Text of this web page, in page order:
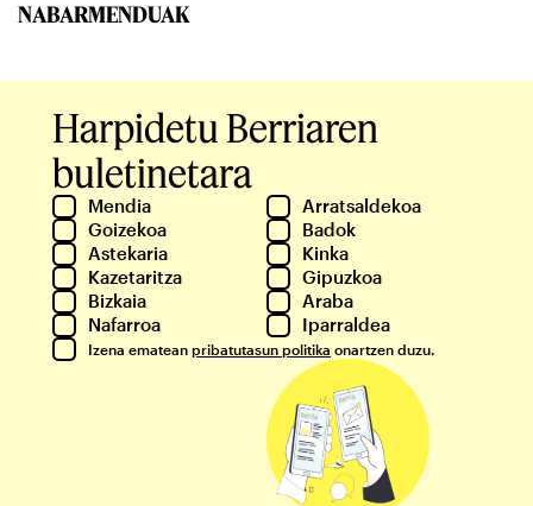
NABARMENDUAK
Harpidetu Berriaren
buletinetara
Mendia
Arratsaldekoa
Goizekoa
Badok
Astekaria
Kinka
Kazetaritza
Gipuzkoa
Bizkaia
Araba
Nafarroa
Iparraldea
Izena ematean pribatutasun politika onartzen duzu.